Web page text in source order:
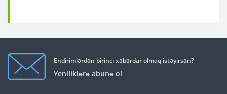
Endirimlərdən birinci xəbərdar olmaq istəyirsən?
Yeniliklərə abunə ol